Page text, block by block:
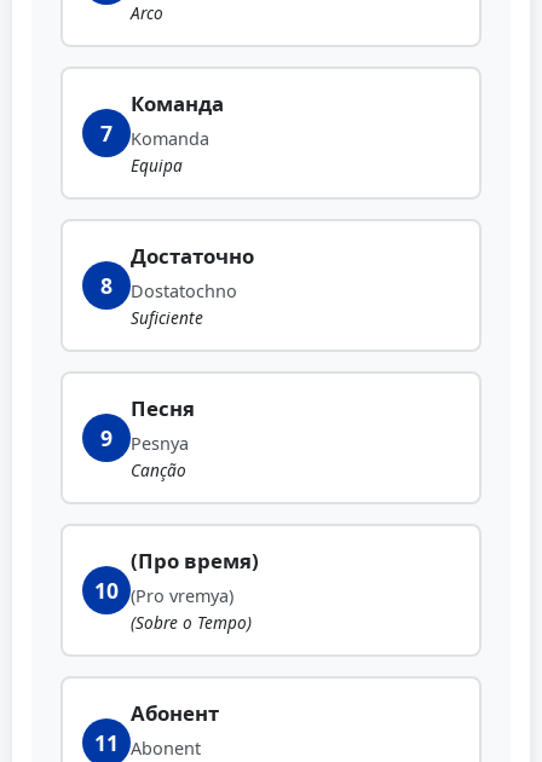
Arco
7
Команда
Komanda
Equipa
8
Достаточно
Dostatochno
Suficiente
9
Песня
Pesnya
Canção
10
(Про время)
(Pro vremya)
(Sobre o Tempo)
11
Абонент
Abonent